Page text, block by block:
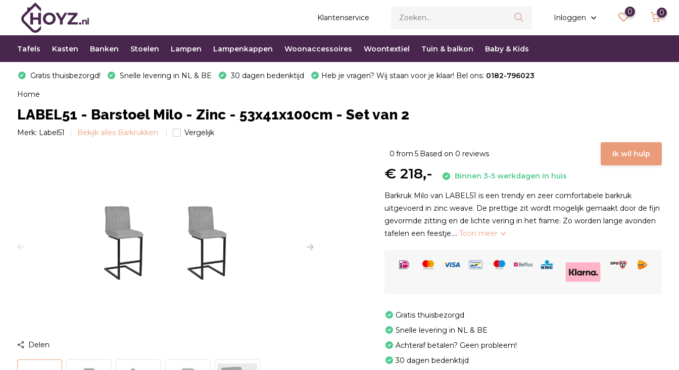
Klantenservice Inloggen
0 0
Tafels Kasten Banken Stoelen Lampen Lampenkappen Woonaccessoires Woontextiel Tuin & balkon Baby & Kids
Gratis thuisbezorgd! Snelle levering in NL & BE 30 dagen bedenktijd Heb je vragen? Wij staan voor je klaar! Bel ons: 0182-796023
Home
LABEL51 - Barstoel Milo - Zinc - 53x41x100cm - Set van 2
Merk: Label51 Bekijk alles Barkrukken Vergelijk
Delen
0 from 5 Based on 0 reviews Ik wil hulp
€ 218,- Binnen 3-5 werkdagen in huis
Barkruk Milo van LABEL51 is een trendy en zeer comfortabele barkruk
uitgevoerd in zinc weave. De prettige zit wordt mogelijk gemaakt door de fijn
gevormde zitting en de lichte vering in het frame. Zo worden lange avonden
tafelen een feestje....Toon meer
Gratis thuisbezorgd
Snelle levering in NL & BE
Achteraf betalen? Geen probleem!
30 dagen bedenktijd